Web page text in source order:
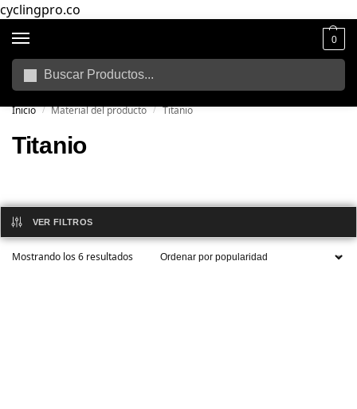
cyclingpro.co
0
🚴‍ Envío gratuito a todo Colombia por compras superiores a $250.000
Inicio / Material del producto / Titanio
Titanio
VER FILTROS
Mostrando los 6 resultados